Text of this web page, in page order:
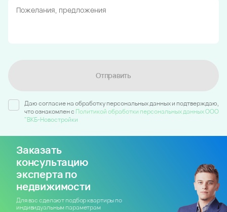
Отправить
Даю согласие на обработку персональных данных и подтверждаю,
что ознакомлен c Политикой обработки персональных данных ООО
"ВКБ-Новостройки
Заказать
консультацию
эксперта по
недвижимости
Для вас сделают подбор квартиры по
индивидуальным параметрам